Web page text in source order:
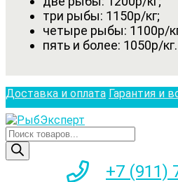
три рыбы: 1150р/кг;
четыре рыбы: 1100р/
пять и более: 1050р/кг.
Доставка и оплата Гарантия и
Поиск
товаров
+7 (911)